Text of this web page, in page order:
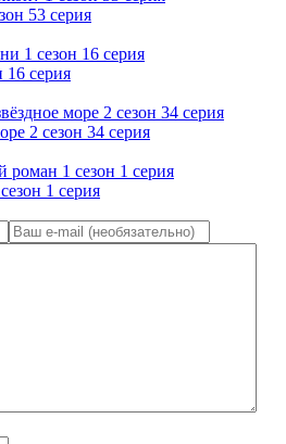
53 серия
16 серия
2 сезон 34 серия
1 серия